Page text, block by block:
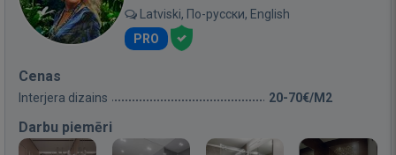
Latviski, По-русски, English
PRO
Cenas
Interjera dizains 20-70€/M2
Darbu piemēri